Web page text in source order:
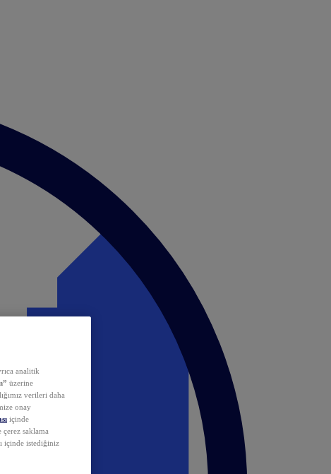
analitik
üzerine
verileri daha
onay
içinde
çerez saklama
içinde istediğiniz